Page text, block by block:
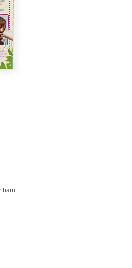
barn.